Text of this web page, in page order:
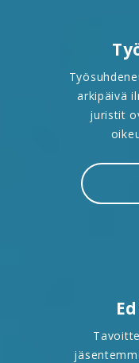
arkipäivä
juristit